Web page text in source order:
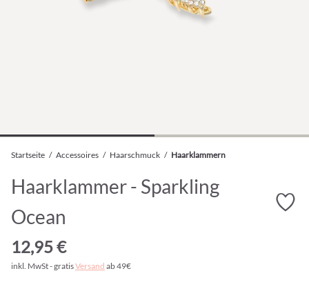
Startseite / Accessoires / Haarschmuck / Haarklammern
Haarklammer - Sparkling
Ocean
12,95 €
inkl. MwSt - gratisVersand ab 49€